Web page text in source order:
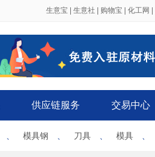
生意宝 生意社 购物宝 化工网
供应链服务 交易中心
模具钢 刀具 模具